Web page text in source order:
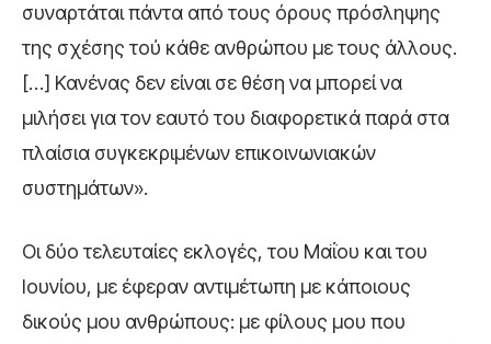
συναρτάται πάντα από τους όρους πρόσληψης
της σχέσης τού κάθε ανθρώπου με τους άλλους.
[…] Κανένας δεν είναι σε θέση να μπορεί να
μιλήσει για τον εαυτό του διαφορετικά παρά στα
πλαίσια συγκεκριμένων επικοινωνιακών
συστημάτων».
Οι δύο τελευταίες εκλογές, του Μαΐου και του
Ιουνίου, με έφεραν αντιμέτωπη με κάποιους
δικούς μου ανθρώπους: με φίλους μου που